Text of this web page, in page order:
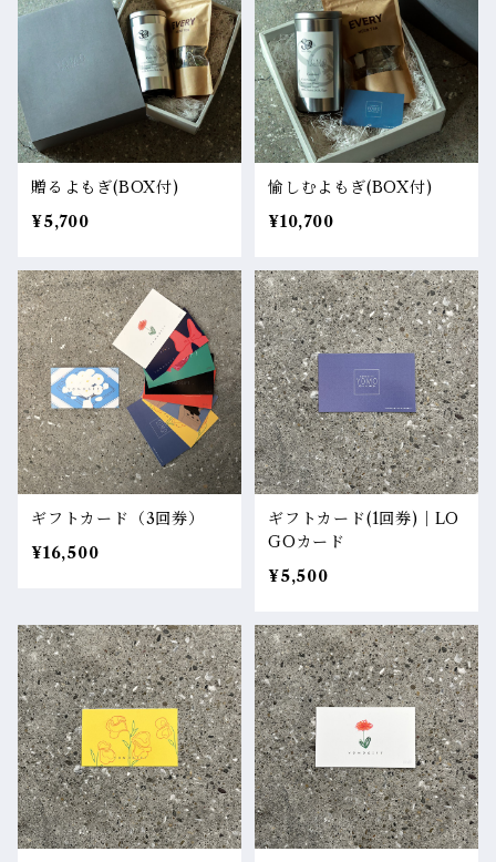
贈るよもぎ(BOX付)
¥5,700
愉しむよもぎ(BOX付)
¥10,700
ギフトカード（3回券）
¥16,500
ギフトカード(1回券)｜LO
GOカード
¥5,500